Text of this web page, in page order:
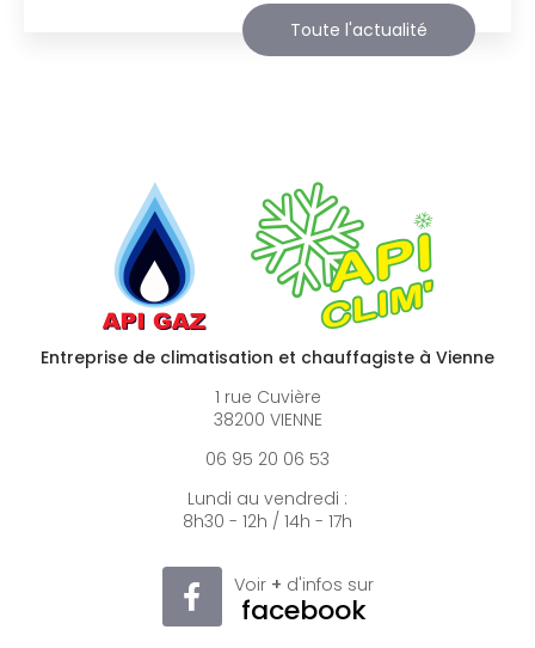
Toute l'actualité
Entreprise de climatisation et chauffagiste à Vienne
1 rue Cuvière
38200 VIENNE
06 95 20 06 53
Lundi au vendredi :
8h30 - 12h / 14h - 17h
Voir + d'infos sur
facebook